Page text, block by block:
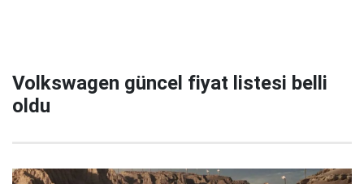
Volkswagen güncel fiyat listesi belli
oldu